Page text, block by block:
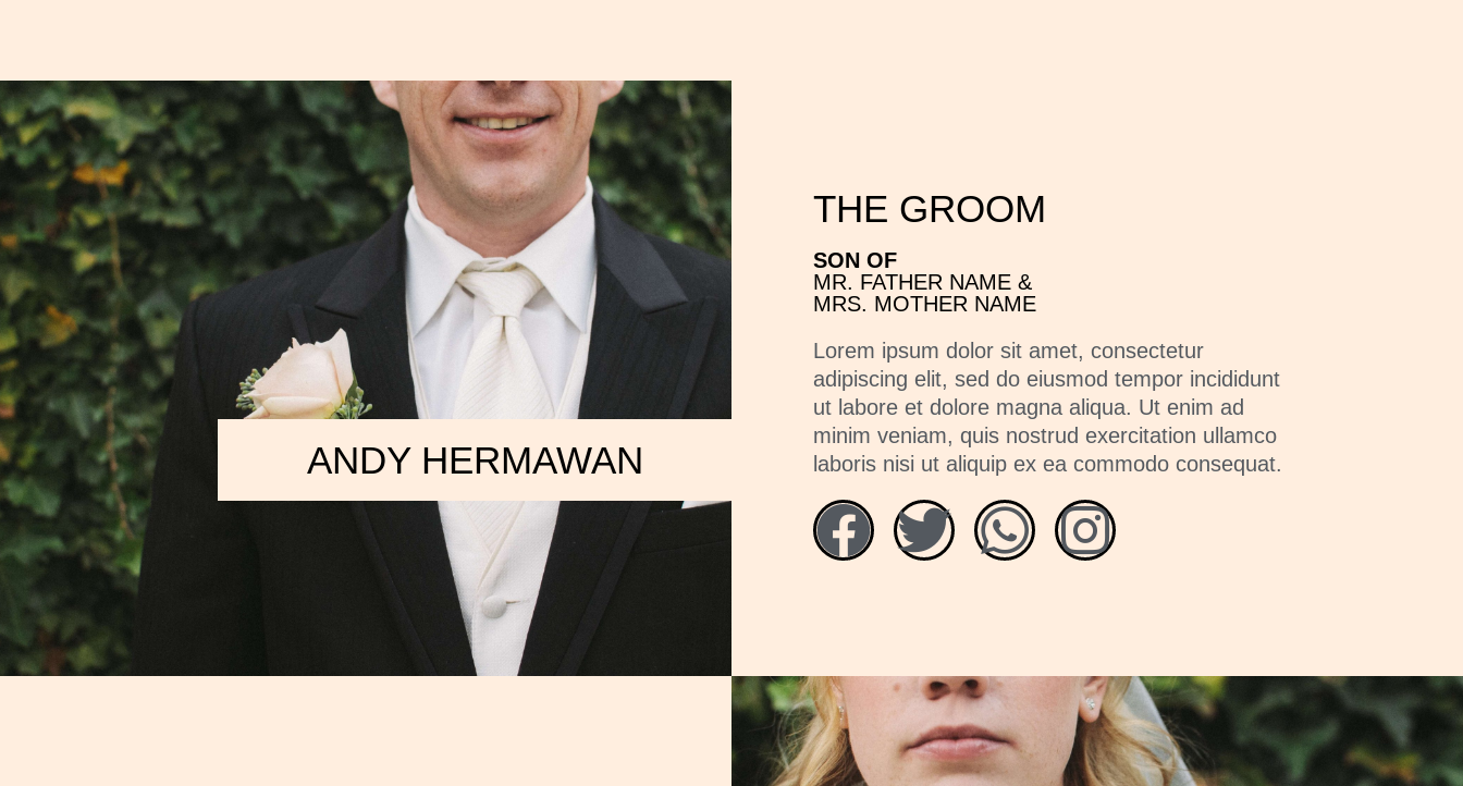
ANDY HERMAWAN
THE GROOM
SON OF
MR. FATHER NAME &
MRS. MOTHER NAME
Lorem ipsum dolor sit amet, consectetur
adipiscing elit, sed do eiusmod tempor incididunt
ut labore et dolore magna aliqua. Ut enim ad
minim veniam, quis nostrud exercitation ullamco
laboris nisi ut aliquip ex ea commodo consequat.